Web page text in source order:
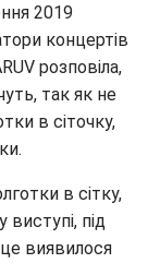
2019
концертів
розповіла,
так як не
в сіточку,
в сітку,
під
виявилося